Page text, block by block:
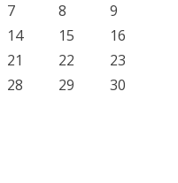
7 8
9
14 15
16
21 22
23
28 29
30